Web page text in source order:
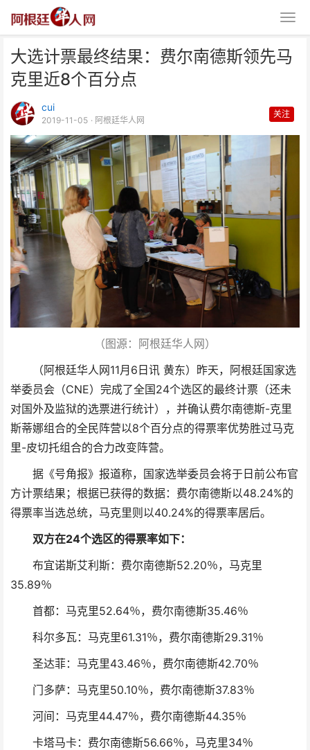
大选计票最终结果：费尔南德斯领先马
克里近8个百分点
cui
2019-11-05 · 阿根廷华人网
关注
（图源：阿根廷华人网）
（阿根廷华人网11月6日讯 黄东）昨天，阿根廷国家选
举委员会（CNE）完成了全国24个选区的最终计票（还未
对国外及监狱的选票进行统计），并确认费尔南德斯-克里
斯蒂娜组合的全民阵营以8个百分点的得票率优势胜过马克
里-皮切托组合的合力改变阵营。
据《号角报》报道称，国家选举委员会将于日前公布官
方计票结果；根据已获得的数据：费尔南德斯以48.24%的
得票率当选总统，马克里则以40.24%的得票率居后。
双方在24个选区的得票率如下：
布宜诺斯艾利斯：费尔南德斯52.20％，马克里
35.89％
首都：马克里52.64％，费尔南德斯35.46％
科尔多瓦：马克里61.31％，费尔南德斯29.31％
圣达菲：马克里43.46％，费尔南德斯42.70％
门多萨：马克里50.10％，费尔南德斯37.83％
河间：马克里44.47％，费尔南德斯44.35％
卡塔马卡：费尔南德斯56.66％，马克里34％
大选计票最终结果：费尔南德斯领
先马克里近8个百分点